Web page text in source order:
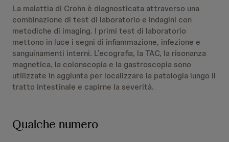
La malattia di Crohn è diagnosticata attraverso una
combinazione di test di laboratorio e indagini con
metodiche di imaging. I primi test di laboratorio
mettono in luce i segni di infiammazione, infezione e
sanguinamenti interni. L’ecografia, la TAC, la risonanza
magnetica, la colonscopia e la gastroscopia sono
utilizzate in aggiunta per localizzare la patologia lungo il
tratto intestinale e capirne la severità.
Qualche numero